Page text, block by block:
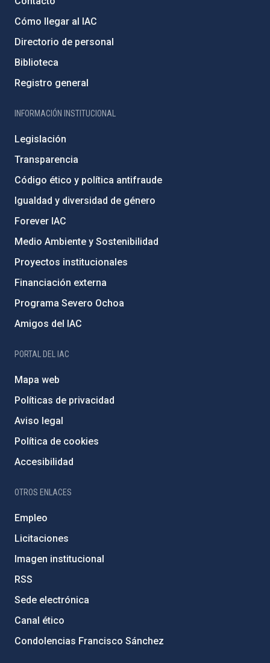
Cómo llegar al IAC
Directorio de personal
Biblioteca
Registro general
INFORMACIÓN INSTITUCIONAL
Legislación
Transparencia
Código ético y política antifraude
Igualdad y diversidad de género
Forever IAC
Medio Ambiente y Sostenibilidad
Proyectos institucionales
Financiación externa
Programa Severo Ochoa
Amigos del IAC
PORTAL DEL IAC
Mapa web
Políticas de privacidad
Aviso legal
Política de cookies
Accesibilidad
OTROS ENLACES
Empleo
Licitaciones
Imagen institucional
RSS
Sede electrónica
Canal ético
Condolencias Francisco Sánchez